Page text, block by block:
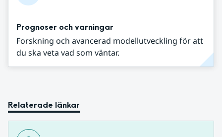
Prognoser och varningar
Forskning och avancerad modellutveckling för att
du ska veta vad som väntar.
Relaterade länkar